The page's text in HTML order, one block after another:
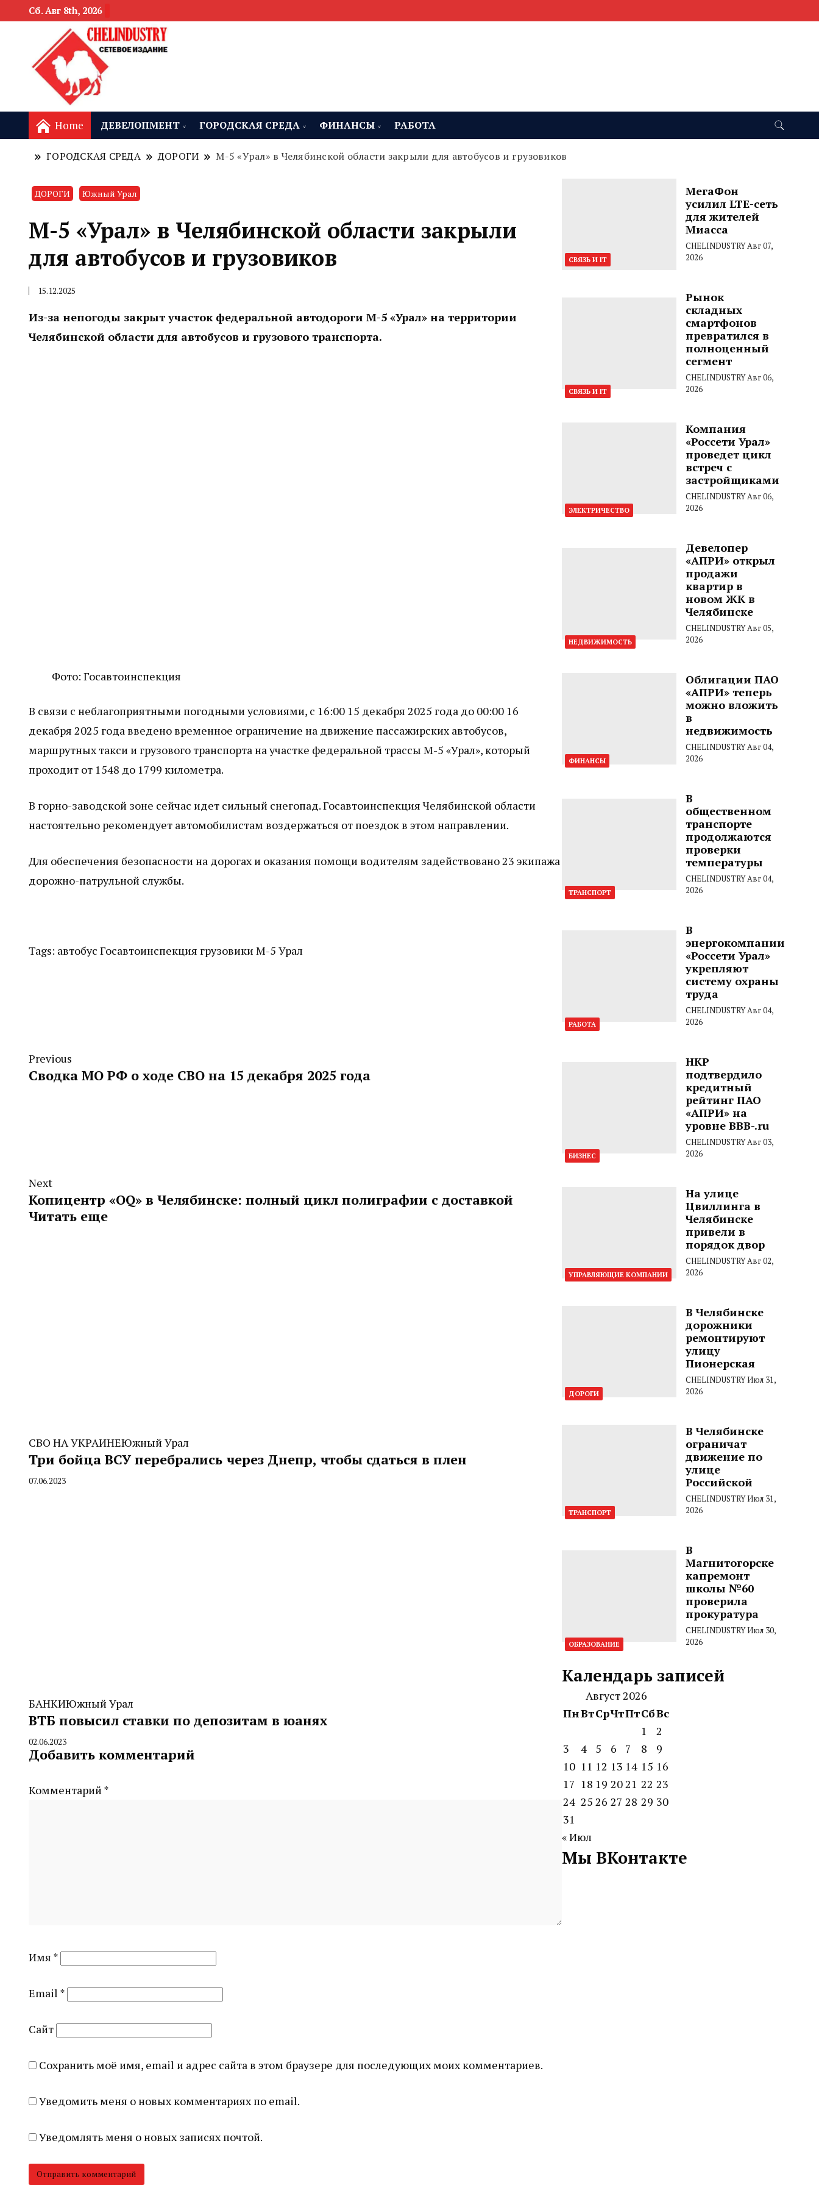
Сб. Авг 8th, 2026
Home ДЕВЕЛОПМЕНТ ГОРОДСКАЯ СРЕДА ФИНАНСЫ РАБОТА
ГОРОДСКАЯ СРЕДА ДОРОГИ М-5 «Урал» в Челябинской области закрыли для автобусов и грузовиков
ДОРОГИ Южный Урал
М-5 «Урал» в Челябинской области закрыли
для автобусов и грузовиков
15.12.2025
Из-за непогоды закрыт участок федеральной автодороги М-5 «Урал» на территории
Челябинской области для автобусов и грузового транспорта.
Фото: Госавтоинспекция
В связи с неблагоприятными погодными условиями, с 16:00 15 декабря 2025 года до 00:00 16
декабря 2025 года введено временное ограничение на движение пассажирских автобусов,
маршрутных такси и грузового транспорта на участке федеральной трассы М-5 «Урал», который
проходит от 1548 до 1799 километра.
В горно-заводской зоне сейчас идет сильный снегопад. Госавтоинспекция Челябинской области
настоятельно рекомендует автомобилистам воздержаться от поездок в этом направлении.
Для обеспечения безопасности на дорогах и оказания помощи водителям задействовано 23 экипажа
дорожно-патрульной службы.
Tags: автобус Госавтоинспекция грузовики М-5 Урал
Previous
Сводка МО РФ о ходе СВО на 15 декабря 2025 года
Next
Копицентр «OQ» в Челябинске: полный цикл полиграфии с доставкой
Читать еще
СВО НА УКРАИНЕЮжный Урал
Три бойца ВСУ перебрались через Днепр, чтобы сдаться в плен
By
07.06.2023
БАНКИЮжный Урал
ВТБ повысил ставки по депозитам в юанях
By
CHELINDUSTRY
02.06.2023
Добавить комментарий
Комментарий *
Имя *
Email *
Сайт
Сохранить моё имя, email и адрес сайта в этом браузере для последующих моих комментариев.
Уведомить меня о новых комментариях по email.
Уведомлять меня о новых записях почтой.
СВЯЗЬ И IT
МегаФон
усилил LTE-сеть
для жителей
Миасса
CHELINDUSTRYАвг 07,
2026
СВЯЗЬ И IT
Рынок
складных
смартфонов
превратился в
полноценный
сегмент
CHELINDUSTRYАвг 06,
2026
ЭЛЕКТРИЧЕСТВО
Компания
«Россети Урал»
проведет цикл
встреч с
застройщиками
CHELINDUSTRYАвг 06,
2026
НЕДВИЖИМОСТЬ
Девелопер
«АПРИ» открыл
продажи
квартир в
новом ЖК в
Челябинске
CHELINDUSTRYАвг 05,
2026
ФИНАНСЫ
Облигации ПАО
«АПРИ» теперь
можно вложить
в
недвижимость
CHELINDUSTRYАвг 04,
2026
ТРАНСПОРТ
В
общественном
транспорте
продолжаются
проверки
температуры
CHELINDUSTRYАвг 04,
2026
РАБОТА
В
энергокомпании
«Россети Урал»
укрепляют
систему охраны
труда
CHELINDUSTRYАвг 04,
2026
БИЗНЕС
НКР
подтвердило
кредитный
рейтинг ПАО
«АПРИ» на
уровне BBB-.ru
CHELINDUSTRYАвг 03,
2026
УПРАВЛЯЮЩИЕ КОМПАНИИ
На улице
Цвиллинга в
Челябинске
привели в
порядок двор
CHELINDUSTRYАвг 02,
2026
ДОРОГИ
В Челябинске
дорожники
ремонтируют
улицу
Пионерская
CHELINDUSTRYИюл 31,
2026
ТРАНСПОРТ
В Челябинске
ограничат
движение по
улице
Российской
CHELINDUSTRYИюл 31,
2026
ОБРАЗОВАНИЕ
В
Магнитогорске
капремонт
школы №60
проверила
прокуратура
CHELINDUSTRYИюл 30,
2026
Календарь записей
Август 2026
ПнВтСрЧтПтСбВс
1
2
3
4 5 6 7 8
9
10 11 12 13 14 15 16
17 18 19 2021 22 23
24 25 26 27 28 29 30
31
« Июл
Мы ВКонтакте